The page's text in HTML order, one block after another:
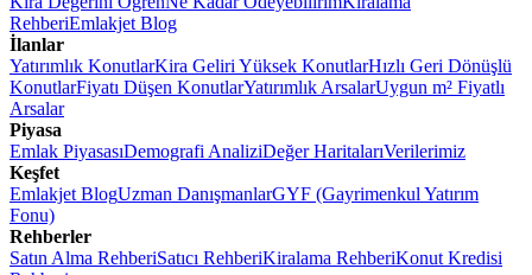
RehberiEmlakjet Blog
İlanlar
Yatırımlık KonutlarKira Geliri Yüksek KonutlarHızlı Geri Dönüşlü
KonutlarFiyatı Düşen KonutlarYatırımlık ArsalarUygun m² Fiyatlı
Arsalar
Piyasa
Emlak PiyasasıDemografi AnaliziDeğer HaritalarıVerilerimiz
Keşfet
Emlakjet BlogUzman DanışmanlarGYF (Gayrimenkul Yatırım
Fonu)
Rehberler
Satın Alma RehberiSatıcı RehberiKiralama RehberiKonut Kredisi